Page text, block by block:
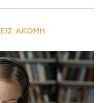
ΑΚΌΜΗ